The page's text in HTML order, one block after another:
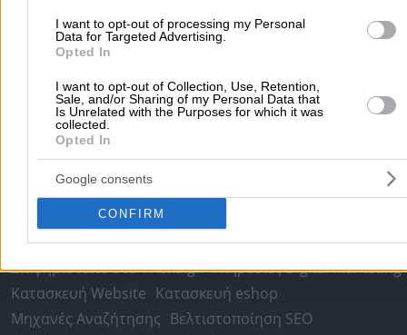
I want to opt-out of processing my Personal
Data for Targeted Advertising.
Opted In
I want to opt-out of Collection, Use, Retention,
Sale, and/or Sharing of my Personal Data that
Is Unrelated with the Purposes for which it was
collected.
Opted In
Google consents
CONFIRM
Περιστέρι
Τρίπολη Καλλιθέα Σέρρες
Πειραιάς Κέρκυρα Χανιά Καλαμάτα
Χρήσιμα Σήμερα
Εφημερίες Φαρμακείων
Τιμές Καυσίμων Ταχυδρομικοί Κώδικες Στοιχεία Α.Φ.Μ.
Δρομολόγια Πλοίων
Υπηρεσίες Προβολής
Διαφημιστείτε στο Vrisko.gr Υπηρεσίες Digital Marketing
Κατασκευή Website Κατασκευή eshop
Μηχανές Αναζήτησης Βελτιστοποίηση SEO